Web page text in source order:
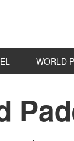
WORLD